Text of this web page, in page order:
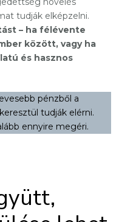
tudják elképzelni.
– ha félévente
között, vagy ha
és hasznos
pénzből a
tudják elérni.
ennyire megéri.